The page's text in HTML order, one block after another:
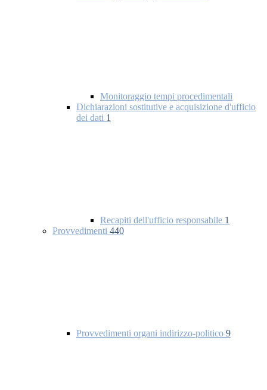
Monitoraggio tempi procedimentali
Dichiarazioni sostitutive e acquisizione d'ufficio
dei dati 1
Recapiti dell'ufficio responsabile 1
Provvedimenti 440
Provvedimenti organi indirizzo-politico 9